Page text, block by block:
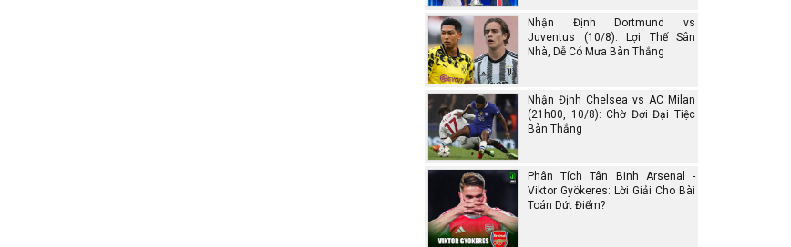
Nhận Định Dortmund vs
Juventus (10/8): Lợi Thế Sân
Nhà, Dễ Có Mưa Bàn Thắng
Nhận Định Chelsea vs AC Milan
(21h00, 10/8): Chờ Đợi Đại Tiệc
Bàn Thắng
Phân Tích Tân Binh Arsenal -
Viktor Gyökeres: Lời Giải Cho Bài
Toán Dứt Điểm?